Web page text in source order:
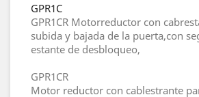
GPR1C
GPR1CR Motorreductor con
subida y bajada de la puerta,con
estante de desbloqueo,
GPR1CR
Motor reductor con cablestrante